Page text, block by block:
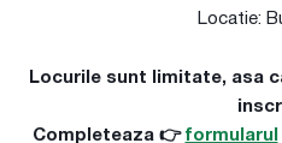
Locatie:
Locurile sunt limitate, asa
Completeaza 👉 formularul